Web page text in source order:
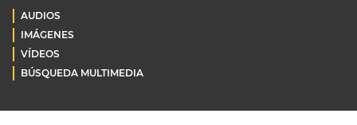
AUDIOS
IMÁGENES
VÍDEOS
BÚSQUEDA MULTIMEDIA